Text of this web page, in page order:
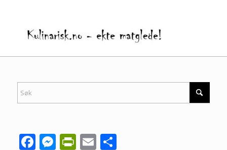
Facebook
Messenger
PrintFriendly
EmailShare